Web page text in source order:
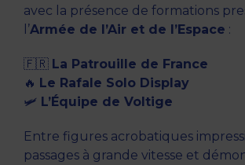
avec la présence de formations
l’Armée de l’Air et de l’Espace :
🇫🇷 La Patrouille de France
🔥 Le Rafale Solo Display
🛩️ L’Équipe de Voltige
Entre figures acrobatiques
passages à grande vitesse et